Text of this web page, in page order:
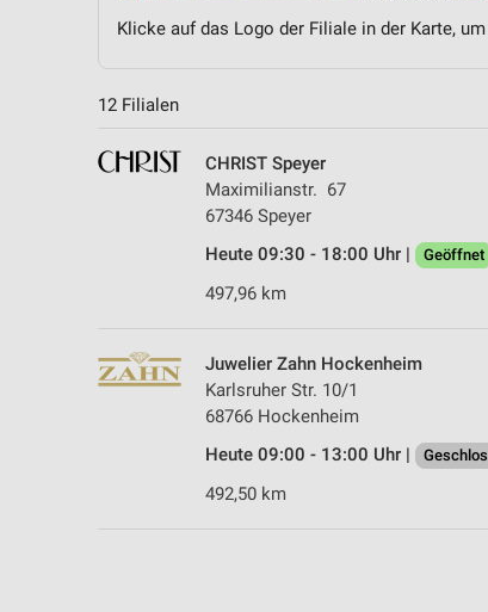
Klicke auf das Logo der Filiale in der Karte,
12 Filialen
CHRIST Speyer
Maximilianstr. 67
67346 Speyer
Heute 09:30 - 18:00 Uhr |
Geöffnet
497,96 km
Juwelier Zahn Hockenheim
Karlsruher Str. 10/1
68766 Hockenheim
Heute 09:00 - 13:00 Uhr |
492,50 km